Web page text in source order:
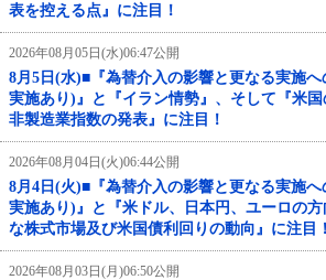
表を控える点』に注目！
2026年08月05日(水)06:47公開
8月5日(水)■『為替介入の影響と更なる実施
実施あり)』と『イラン情勢』、そして『米
非製造業指数の発表』に注目！
2026年08月04日(火)06:44公開
8月4日(火)■『為替介入の影響と更なる実施
実施あり)』と『米ドル、日本円、ユーロの
な株式市場及び米国債利回りの動向』に注目！
2026年08月03日(月)06:50公開